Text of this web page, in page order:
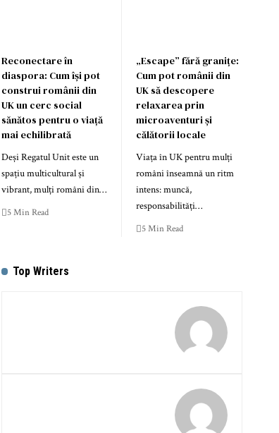
Reconectare în
diaspora: Cum își pot
construi românii din
UK un cerc social
sănătos pentru o viață
mai echilibrată
Deși Regatul Unit este un
spațiu multicultural și
vibrant, mulți români din…
5 Min Read
„Escape” fără granițe:
Cum pot românii din
UK să descopere
relaxarea prin
microaventuri și
călătorii locale
Viața în UK pentru mulți
români înseamnă un ritm
intens: muncă,
responsabilități…
5 Min Read
Top Writers